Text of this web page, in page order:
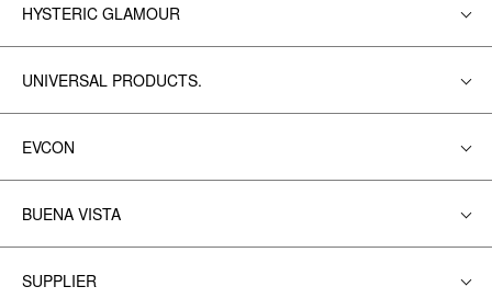
HYSTERIC GLAMOUR
UNIVERSAL PRODUCTS.
EVCON
BUENA VISTA
SUPPLIER